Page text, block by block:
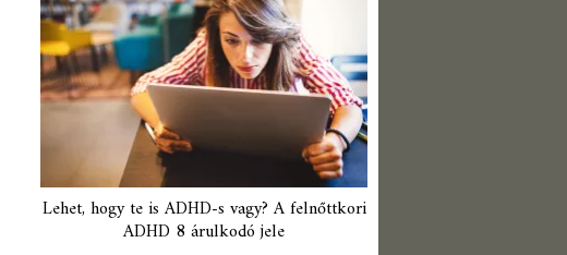
Lehet, hogy te is ADHD-s vagy? A felnőttkori
ADHD 8 árulkodó jele